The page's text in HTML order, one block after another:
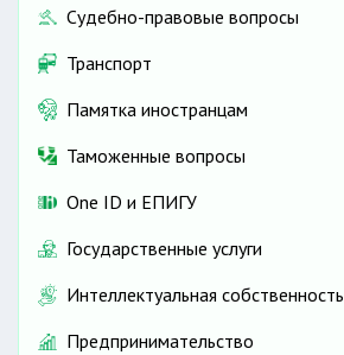
Судебно-правовые вопросы
Транспорт
Памятка иностранцам
Таможенные вопросы
One ID и ЕПИГУ
Государственные услуги
Интеллектуальная собственность
Предпринимательство